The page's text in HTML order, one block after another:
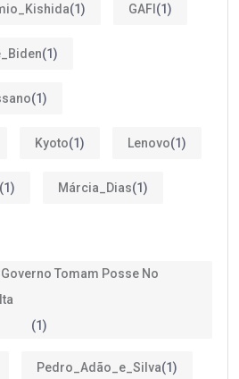
(1) GAFI (1)
(1)
(1)
Kyoto(1) Lenovo(1)
(1) Márcia_Dias(1)
Tomam Posse No
(1)
Pedro_Adão_e_Silva(1)